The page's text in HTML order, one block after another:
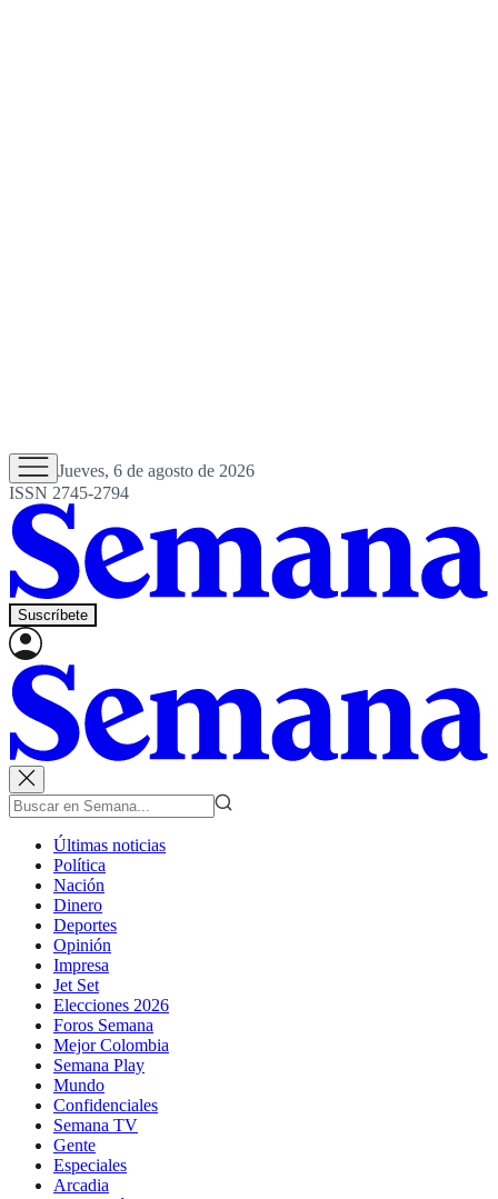
Jueves, 6 de agosto de 2026
ISSN 2745-2794
Suscríbete
Últimas noticias
Política
Nación
Dinero
Deportes
Opinión
Impresa
Jet Set
Elecciones 2026
Foros Semana
Mejor Colombia
Semana Play
Mundo
Confidenciales
Semana TV
Gente
Especiales
Arcadia